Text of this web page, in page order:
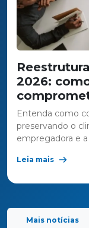
2026:
Entenda como
preservando o
empregadora e
Leia mais
Mais notícias